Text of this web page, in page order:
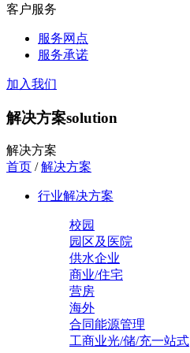
客户服务
服务网点
服务承诺
加入我们
解决方案solution
解决方案
首页 /解决方案
行业解决方案
校园
园区及医院
供水企业
商业/住宅
营房
海外
合同能源管理
工商业光/储/充一站式